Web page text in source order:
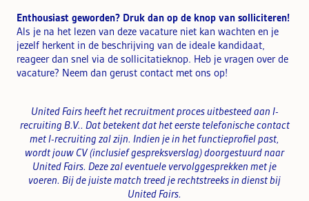
Enthousiast geworden? Druk dan op de knop van solliciteren!
Als je na het lezen van deze vacature niet kan wachten en je
jezelf herkent in de beschrijving van de ideale kandidaat,
reageer dan snel via de sollicitatieknop. Heb je vragen over de
vacature? Neem dan gerust contact met ons op!
United Fairs heeft het recruitment proces uitbesteed aan I-
recruiting B.V.. Dat betekent dat het eerste telefonische contact
met I-recruiting zal zijn. Indien je in het functieprofiel past,
wordt jouw CV (inclusief gespreksverslag) doorgestuurd naar
United Fairs. Deze zal eventuele vervolggesprekken met je
voeren. Bij de juiste match treed je rechtstreeks in dienst bij
United Fairs.